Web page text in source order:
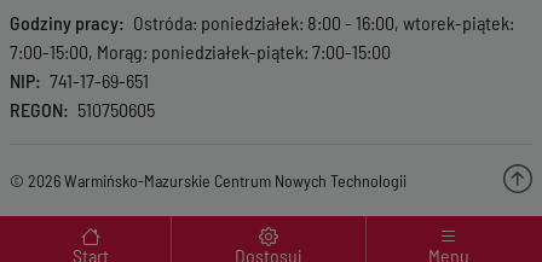
Menu wyróżnione
Start
Dostosuj Menu
Godziny pracy
Ostróda: poniedziałek: 8:00 - 16:00, wtorek-piątek:
7:00-15:00, Morąg: poniedziałek-piątek: 7:00-15:00
NIP
741-17-69-651
REGON
510750605
© 2026 Warmińsko-Mazurskie Centrum Nowych Technologii